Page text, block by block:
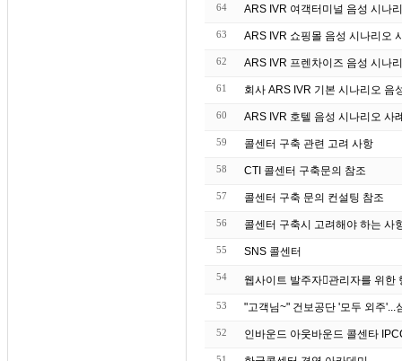
64 ARS IVR 여객터미널 음성 시나
63 ARS IVR 쇼핑몰 음성 시나리오
62 ARS IVR 프렌차이즈 음성 시나
61 회사 ARS IVR 기본 시나리오 음
60 ARS IVR 호텔 음성 시나리오 사
59 콜센터 구축 관련 고려 사항
58 CTI 콜센터 구축문의 참조
57 콜센터 구축 문의 컨설팅 참조
56 콜센터 구축시 고려해야 하는 사
55 SNS 콜센터
54
53
52 인바운드 아웃바운드 콜센타